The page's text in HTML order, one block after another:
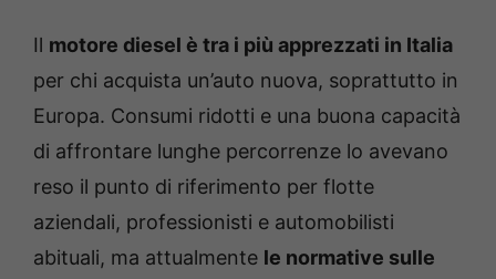
Il motore diesel è tra i più apprezzati in Italia
per chi acquista un’auto nuova, soprattutto in
Europa. Consumi ridotti e una buona capacità
di affrontare lunghe percorrenze lo avevano
reso il punto di riferimento per flotte
aziendali, professionisti e automobilisti
abituali, ma attualmente le normative sulle